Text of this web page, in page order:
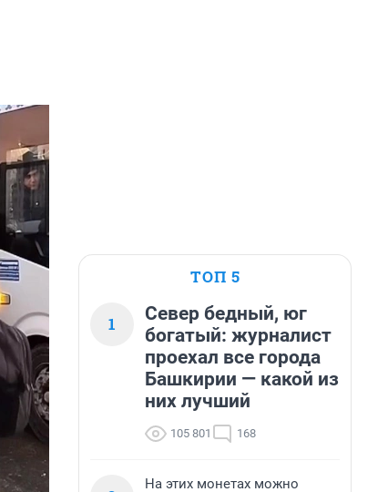
ТОП 5
1
Север бедный, юг
богатый: журналист
проехал все города
Башкирии — какой из
них лучший
105 801 168
На этих монетах можно